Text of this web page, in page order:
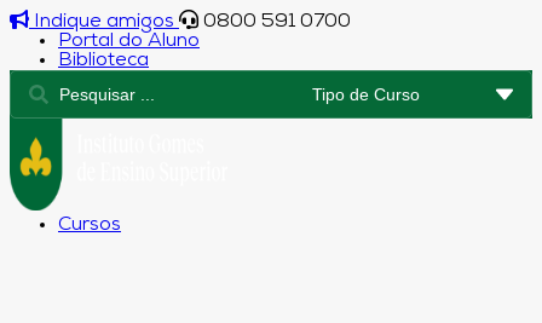
Indique amigos
0800 591 0700
Portal do Aluno
Biblioteca
Cursos